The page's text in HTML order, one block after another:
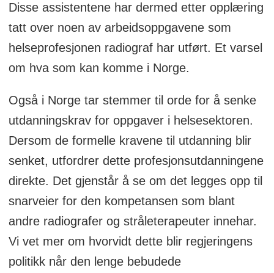
Disse assistentene har dermed etter opplæring
tatt over noen av arbeidsoppgavene som
helseprofesjonen radiograf har utført. Et varsel
om hva som kan komme i Norge.
Også i Norge tar stemmer til orde for å senke
utdanningskrav for oppgaver i helsesektoren.
Dersom de formelle kravene til utdanning blir
senket, utfordrer dette profesjonsutdanningene
direkte. Det gjenstår å se om det legges opp til
snarveier for den kompetansen som blant
andre radiografer og stråleterapeuter innehar.
Vi vet mer om hvorvidt dette blir regjeringens
politikk når den lenge bebudede